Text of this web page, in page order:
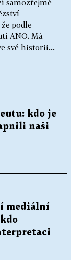
samozřejmě
podle
ANO. Má
své historii...
kdo je
naši
mediální